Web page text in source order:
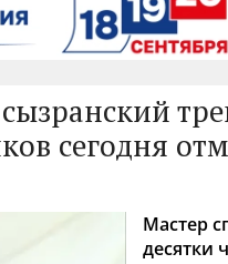
сегодня
Мастер
десятки